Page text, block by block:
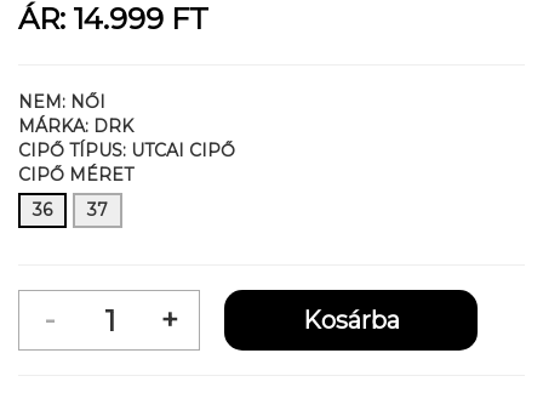
ÁR: 14.999 FT
NEM: NŐI
MÁRKA: DRK
CIPŐ TÍPUS: UTCAI CIPŐ
CIPŐ MÉRET
36
37